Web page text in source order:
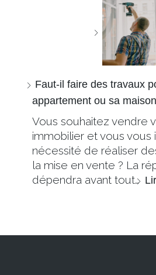
Faut-il faire des travaux
appartement ou sa
Vous souhaitez vendre
immobilier et vous vous
nécessité de réaliser
la mise en vente ? La
dépendra avant tout…